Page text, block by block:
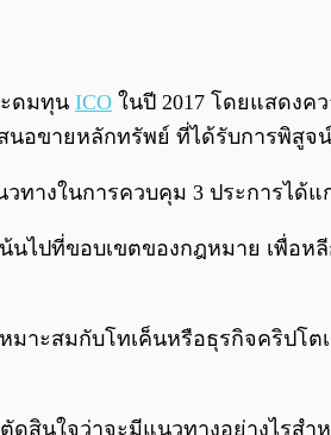
ดมทุน ICO ในปี 2017 โดยแสดง
นอขายหลักทรัพย์ ที่ได้รับการพิสู
วทางในการควบคุม 3 ประการได้แ
นไปที่ขอบเขตของกฎหมาย เพื่อ
าะสมกับโทเค็นหรือธุรกิจคริปโต
สินใจว่าจะมีแนวทางอย่างไรสำ